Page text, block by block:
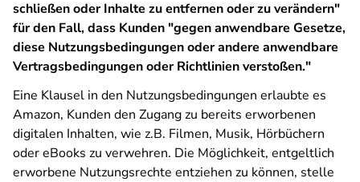
schließen oder Inhalte zu entfernen oder zu verändern"
für den Fall, dass Kunden "gegen anwendbare Gesetze,
diese Nutzungsbedingungen oder andere anwendbare
Vertragsbedingungen oder Richtlinien verstoßen."
Eine Klausel in den Nutzungsbedingungen erlaubte es
Amazon, Kunden den Zugang zu bereits erworbenen
digitalen Inhalten, wie z.B. Filmen, Musik, Hörbüchern
oder eBooks zu verwehren. Die Möglichkeit, entgeltlich
erworbene Nutzungsrechte entziehen zu können, stelle